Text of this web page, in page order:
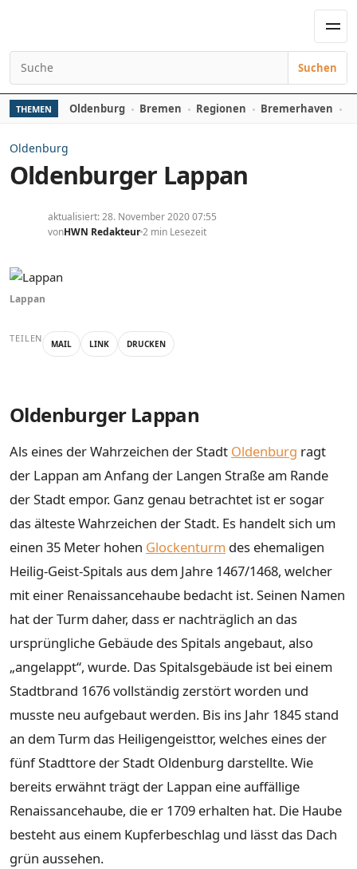
Suchen nach:
Suchen
THEMEN Oldenburg Bremen Regionen Bremerhaven
Oldenburg
Oldenburger Lappan
aktualisiert: 28. November 2020 07:55
vonHWN Redakteur2 min Lesezeit
Lappan
TEILEN MAIL LINK DRUCKEN
Oldenburger Lappan
Als eines der Wahrzeichen der Stadt Oldenburg ragt
der Lappan am Anfang der Langen Straße am Rande
der Stadt empor. Ganz genau betrachtet ist er sogar
das älteste Wahrzeichen der Stadt. Es handelt sich um
einen 35 Meter hohen Glockenturm des ehemaligen
Heilig-Geist-Spitals aus dem Jahre 1467/1468, welcher
mit einer Renaissancehaube bedacht ist. Seinen Namen
hat der Turm daher, dass er nachträglich an das
ursprüngliche Gebäude des Spitals angebaut, also
„angelappt“, wurde. Das Spitalsgebäude ist bei einem
Stadtbrand 1676 vollständig zerstört worden und
musste neu aufgebaut werden. Bis ins Jahr 1845 stand
an dem Turm das Heiligengeisttor, welches eines der
fünf Stadttore der Stadt Oldenburg darstellte. Wie
bereits erwähnt trägt der Lappan eine auffällige
Renaissancehaube, die er 1709 erhalten hat. Die Haube
besteht aus einem Kupferbeschlag und lässt das Dach
grün aussehen.